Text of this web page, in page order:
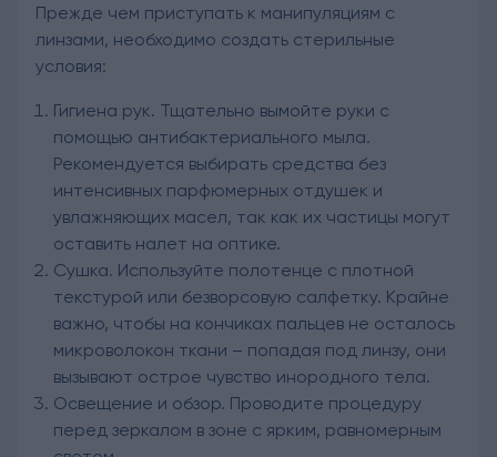
Прежде чем приступать к манипуляциям с
линзами, необходимо создать стерильные
условия:
Гигиена рук. Тщательно вымойте руки с
помощью антибактериального мыла.
Рекомендуется выбирать средства без
интенсивных парфюмерных отдушек и
увлажняющих масел, так как их частицы могут
оставить налет на оптике.
Сушка. Используйте полотенце с плотной
текстурой или безворсовую салфетку. Крайне
важно, чтобы на кончиках пальцев не осталось
микроволокон ткани – попадая под линзу, они
вызывают острое чувство инородного тела.
Освещение и обзор. Проводите процедуру
перед зеркалом в зоне с ярким, равномерным